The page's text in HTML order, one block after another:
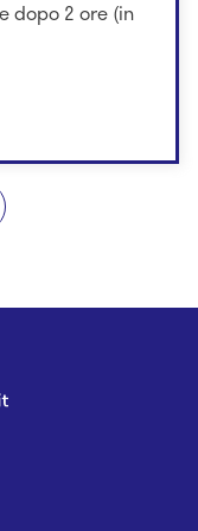
dopo 2 ore (in